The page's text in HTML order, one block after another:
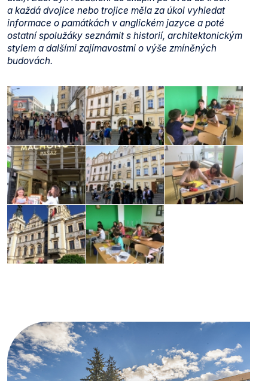
a každá dvojice nebo trojice měla za úkol vyhledat
informace o památkách v anglickém jazyce a poté
ostatní spolužáky seznámit s historií, architektonickým
stylem a dalšími zajímavostmi o výše zmíněných
budovách.